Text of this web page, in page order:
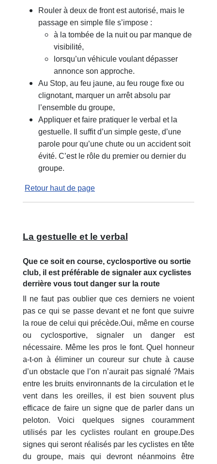
Rouler à deux de front est autorisé, mais le
passage en simple file s’impose :
à la tombée de la nuit ou par manque de
visibilité,
lorsqu’un véhicule voulant dépasser
annonce son approche.
Au Stop, au feu jaune, au feu rouge fixe ou
clignotant, marquer un arrêt absolu par
l’ensemble du groupe,
Appliquer et faire pratiquer le verbal et la
gestuelle. Il suffit d’un simple geste, d’une
parole pour qu’une chute ou un accident soit
évité. C’est le rôle du premier ou dernier du
groupe.
Retour haut de page
La gestuelle et le verbal
Que ce soit en course, cyclosportive ou sortie
club, il est préférable de signaler aux cyclistes
derrière vous tout danger sur la route
Il ne faut pas oublier que ces derniers ne voient
pas ce qui se passe devant et ne font que suivre
la roue de celui qui précède.Oui, même en course
ou cyclosportive, signaler un danger est
nécessaire. Même les pros le font. Quel honneur
a-t-on à éliminer un coureur sur chute à cause
d’un obstacle que l’on n’aurait pas signalé ?Mais
entre les bruits environnants de la circulation et le
vent dans les oreilles, il est bien souvent plus
efficace de faire un signe que de parler dans un
peloton. Voici quelques signes couramment
utilisés par les cyclistes roulant en groupe.Des
signes qui seront réalisés par les cyclistes en tête
du groupe, mais qui devront néanmoins être